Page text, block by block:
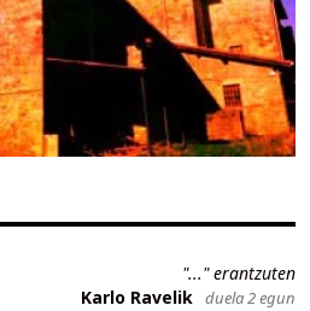
"..." erantzuten
Karlo Ravelik duela 2 egun